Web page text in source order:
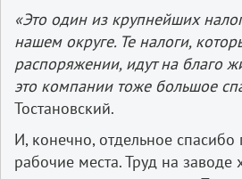
«Это один из крупнейших
нашем округе. Те налоги,
распоряжении, идут на благо
это компании тоже большое
Тостановский.
И, конечно, отдельное
рабочие места. Труд на заводе